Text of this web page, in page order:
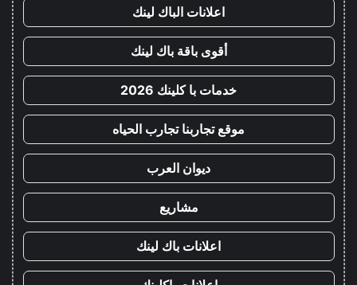
اعلانات الباك لينك
أقوى باقة باك لينك
خدمات با كلينك 2026
موقع تجاربنا تجارب الحياه
ديوان العرب
مشاريع
اعلانات باك لينك